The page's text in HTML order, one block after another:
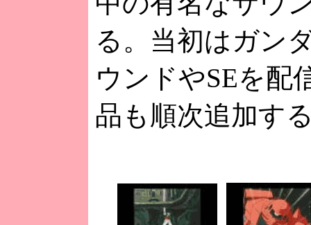
る。当初はガン
ウンドやSEを配
品も順次追加す